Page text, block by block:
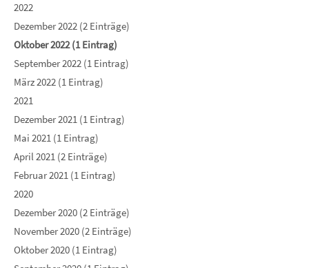
2022
Dezember 2022 (2 Einträge)
Oktober 2022 (1 Eintrag)
September 2022 (1 Eintrag)
März 2022 (1 Eintrag)
2021
Dezember 2021 (1 Eintrag)
Mai 2021 (1 Eintrag)
April 2021 (2 Einträge)
Februar 2021 (1 Eintrag)
2020
Dezember 2020 (2 Einträge)
November 2020 (2 Einträge)
Oktober 2020 (1 Eintrag)